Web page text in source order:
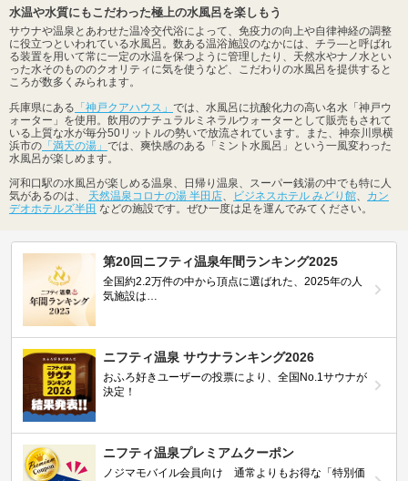
水温や水質にもこだわった極上の水風呂を楽しもう
サウナや温泉とあわせた温冷交代浴によって、免疫力の向上や自律神経の調整
に役立つといわれている水風呂。数ある温浴施設のなかには、チラ―と呼ばれ
る装置を用いて常に一定の水温を保つように管理したり、天然水やナノ水とい
った水そのもののクオリティに気を使うなど、こだわりの水風呂を提供すると
ころが数多くみられます。
兵庫県にある 「神戸クアハウス」 では、水風呂に抗酸化力の高い名水「神戸ウ
ォーター」を使用。飲用のナチュラルミネラルウォーターとして販売もされて
いる上質な水が毎分50リットルの勢いで放流されています。また、神奈川県横
浜市の 「満天の湯」 では、爽快感のある「ミント水風呂」という一風変わった
水風呂が楽しめます。
河和口駅の水風呂が楽しめる温泉、日帰り温泉、スーパー銭湯の中でも特に人
気があるのは、 天然温泉コロナの湯 半田店 ビジネスホテル みどり館
カン
デオホテルズ半田 などの施設です。ぜひ一度は足を運んでみてください。
第20回ニフティ温泉年間ランキング2025
全国約2.2万件の中から頂点に選ばれた、2025年の人
気施設は…
ニフティ温泉 サウナランキング2026
おふろ好きユーザーの投票により、全国No.1サウナが
決定！
ニフティ温泉プレミアムクーポン
ノジマモバイル会員向け 通常よりもお得な「特別価